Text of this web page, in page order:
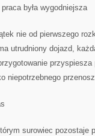
była wygodniejsza
nie od pierwszego
utrudniony dojazd,
przyspiesza
niepotrzebnego
surowiec pozostaje